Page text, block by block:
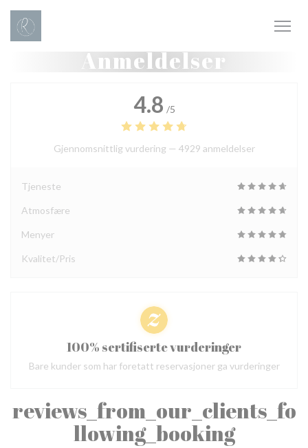
Panel for informasjonskapsler
Anmeldelser
reviews_from_our_clients_fo
llowing_booking
4.8 /5
Gjennomsnittlig vurdering — 4929 anmeldelser
Tjeneste
Atmosfære
Menyer
Kvalitet/Pris
100% sertifiserte vurderinger
Bare kunder som har foretatt reservasjoner ga vurderinger